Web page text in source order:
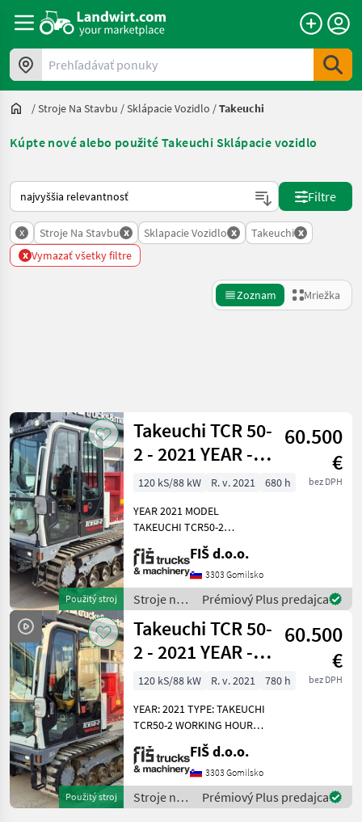
Prehľadávať ponuky
/Stroje Na Stavbu /Sklápacie Vozidlo /Takeuchi
Kúpte nové alebo použité Takeuchi Sklápacie vozidlo
Takto sa vykonáva triedenie na Landwirt.com
Filtre
x Stroje Na Stavbu x Sklapacie Vozidlo x Takeuchi x
x Vymazať všetky filtre
Zoznam Mriežka
Kategória 4 Krajina Filtre
AKTUÁLNA
CESTA
stavebná
technika
Stroje
Na
Stavbu
Sklapacie
Vozidlo
Takeuchi
VYBRAŤ
KATEGÓRIU
Takeuchi
Thwaites
Mecalac
Resetovať
Zobraziť 2
výsledkov
Použitý stroj
Takeuchi TCR 50-
2 - 2021 YEAR -
680 HOURS - AC
60.500
€
bez DPH
120 kS/88 kW R. v. 2021
680 h
YEAR 2021 MODEL
TAKEUCHI TCR50-2
WORKING HOURS 680
ENGINE DIESEL YANMAR -
88.4kW WEIGHT 6550kg
PAYLOAD 3700kg TRACKS
50% AIR CONDITIONING
REAR VIEW CAMERA
FIŠ d.o.o.
3303 Gomilsko
Stroje na
stavbu /
Takeuchi
Prémiový Plus predajca
Použitý stroj
Takeuchi TCR 50-
2 - 2021 YEAR -
780 HOURS – AC
60.500
€
bez DPH
120 kS/88 kW R. v. 2021
780 h
YEAR: 2021 TYPE: TAKEUCHI
TCR50-2 WORKING HOURS:
780 ENGINE: DIESEL
YANMAR - 88.4KW WEIGHT
6550KG CAPACITY 3700KG
TRACKS 70% AIR
CONDITION CAMERA 2
FIŠ d.o.o.
3303 Gomilsko
Stroje na
stavbu /
Prémiový Plus predajca